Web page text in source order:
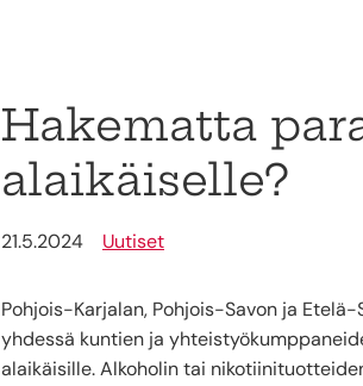
Hakematta
alaikäiselle?
21.5.2024 Uutiset
Pohjois-Karjalan, Pohjois-Savon ja
yhdessä kuntien ja
alaikäisille. Alkoholin tai